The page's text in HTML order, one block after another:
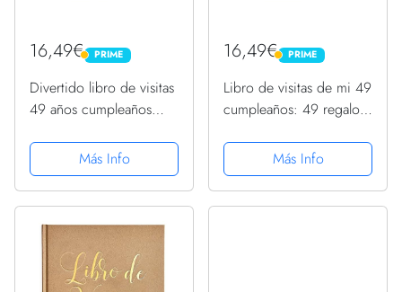
16,49€ PRIME
PRIME
Divertido libro de visitas
49 años cumpleaños
Más Info
16,49€ PRIME
PRIME
Libro de visitas de mi 49
cumpleaños: 49 regalos
mujeres Camiseta
Más Info